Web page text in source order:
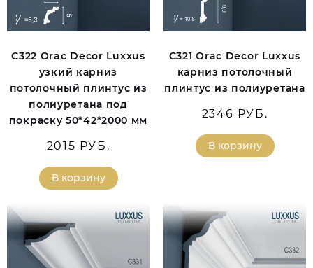
C322 Orac Decor Luxxus
узкий карниз
потолочный плинтус из
полиуретана под
покраску 50*42*2000 мм
2015 РУБ.
В корзину
C321 Orac Decor Luxxus
карниз потолочный
плинтус из полиуретана
2346 РУБ.
В корзину